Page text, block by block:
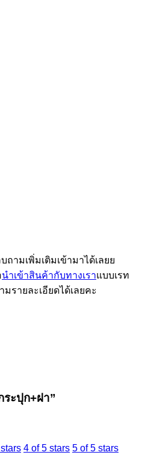
ามเพิ่มเติมเข้ามาได้เลยย
นำเข้าสินค้ากับทางเราแบบเรท
รายละเอียดได้เลยคะ
ะปุก+ฝา”
4 of 5 stars 5 of 5 stars